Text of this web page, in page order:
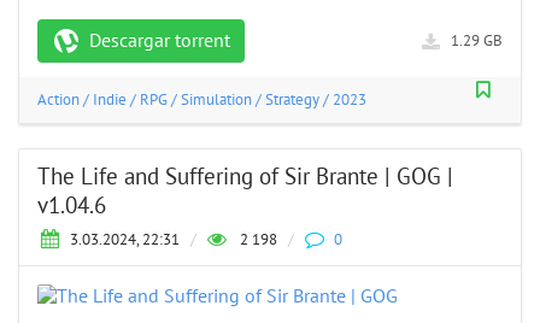
Descargar torrent 1.29 GB
Action/ Indie / RPG/Simulation/Strategy/ 2023
The Life and Suffering of Sir Brante | GOG |
v1.04.6
3.03.2024, 22:31 / 2 198 / 0